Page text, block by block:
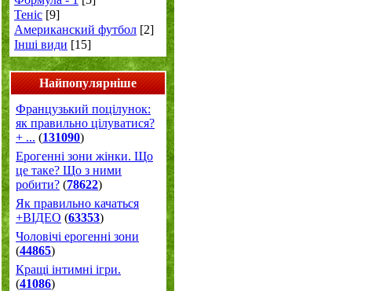
Теніс [9]
Американский футбол [2]
Інші види [15]
Найпопулярніше
Французький поцілунок:
як правильно цілуватися?
+ ... (131090)
Ерогенні зони жінки. Що
це таке? Що з ними
робити? (78622)
Як правильно качаться
+ВІДЕО (63353)
Чоловічі ерогенні зони
(44865)
Кращі інтимні ігри.
(41086)